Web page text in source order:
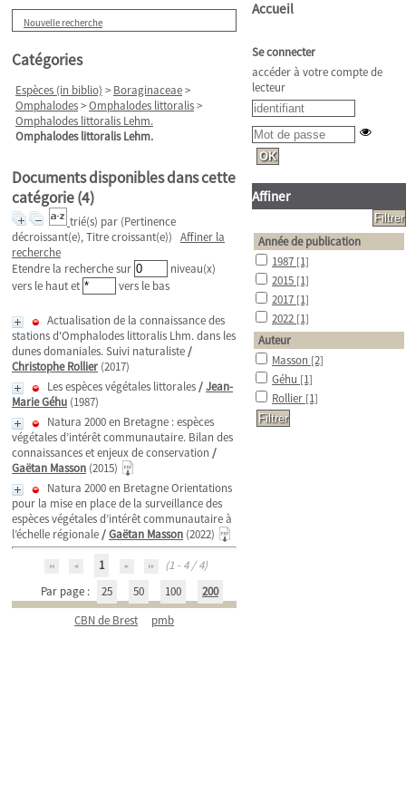
Nouvelle recherche
Catégories
Espèces (in biblio) > Boraginaceae>
Omphalodes>Omphalodes littoralis>
Omphalodes littoralis Lehm.
Omphalodes littoralis Lehm.
Documents disponibles dans cette
catégorie (4)
trié(s) par (Pertinence
décroissant(e), Titre croissant(e)) Affiner la
recherche
Etendre la recherche sur
niveau(x)
vers le haut et
vers le bas
Actualisation de la connaissance des
stations d'Omphalodes littoralis Lhm. dans les
dunes domaniales. Suivi naturaliste/
Christophe Rollier (2017)
Les espèces végétales littorales/Jean-
Marie Géhu (1987)
Natura 2000 en Bretagne : espèces
végétales d’intérêt communautaire. Bilan des
connaissances et enjeux de conservation /
Gaëtan Masson (2015)
Natura 2000 en Bretagne Orientations
pour la mise en place de la surveillance des
espèces végétales d’intérêt communautaire à
l’échelle régionale/Gaëtan Masson (2022)
1
(1 - 4 / 4)
Par page :
25 50 100
200
CBN de Brest
pmb
Accueil
Se connecter
accéder à votre compte de
lecteur
Affiner
Année de publication
1987 [1]
2015 [1]
2017 [1]
2022 [1]
Auteur
Masson [2]
Géhu [1]
Rollier [1]